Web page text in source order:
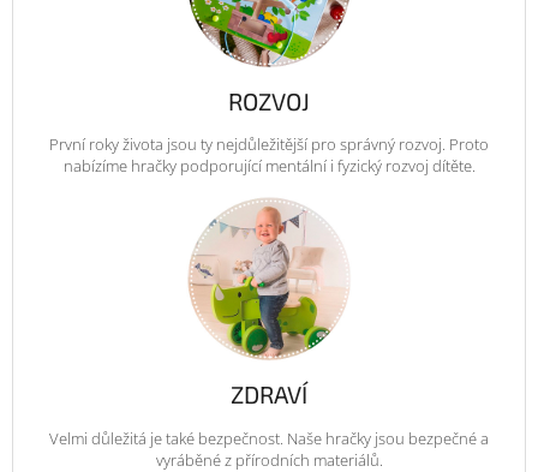
ROZVOJ
První roky života jsou ty nejdůležitější pro správný rozvoj. Proto
nabízíme hračky podporující mentální i fyzický rozvoj dítěte.
ZDRAVÍ
Velmi důležitá je také bezpečnost. Naše hračky jsou bezpečné a
vyráběné z přírodních materiálů.